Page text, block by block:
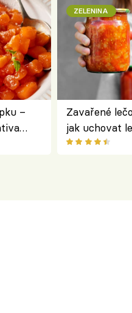
–
ZELENINA
Zavařené
jak uchovat